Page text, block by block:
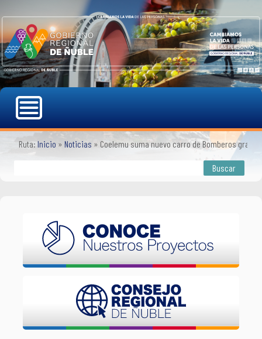
Ruta: Inicio » Noticias » Coelemu suma nuevo carro de Bomberos